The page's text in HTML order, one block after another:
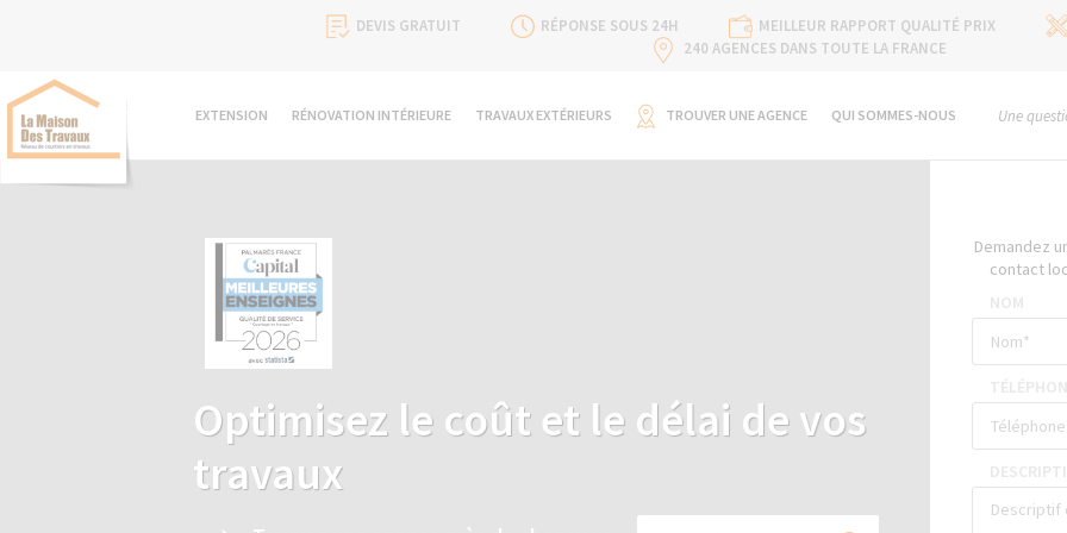
DEVIS GRATUIT RÉPONSE SOUS 24H
MEILLEUR RAPPORT QUALITÉ PRIX
240 AGENCES DANS TOUTE LA FRANCE
EXTENSION RÉNOVATION INTÉRIEURE TRAVAUX EXTÉRIEURS TROUVER UNE AGENCE QUI SOMMES-NOUS Une
Optimisez le coût et le délai de vos
travaux
Demandez
contact